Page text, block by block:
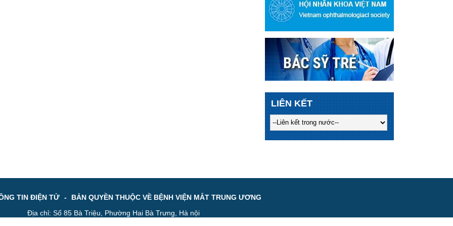
LIÊN KẾT
TIN ĐIỆN TỬ -
BẢN QUYỀN THUỘC VỀ BỆNH VIỆN MẮT TRUNG ƯƠNG
Địa chỉ: Số 85 Bà Triệu, Phường Hai Bà Trưng, Hà nội